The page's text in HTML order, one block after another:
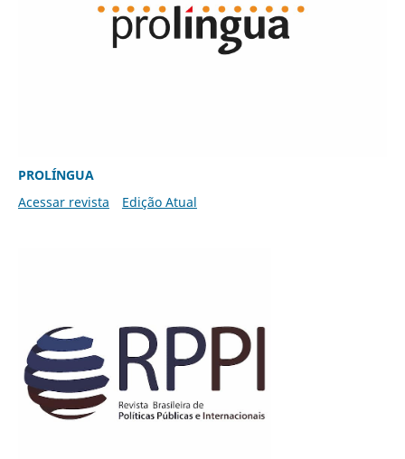
PROLÍNGUA
Acessar revista
Edição Atual